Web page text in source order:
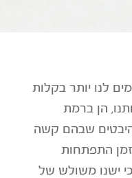
לנו יותר בקלות
הן ברמת
שבהם קשה
זמן התפתחות
ישנו משולש של